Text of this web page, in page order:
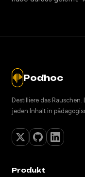
Podhoc
Destilliere das
jeden Inhalt in
Produkt